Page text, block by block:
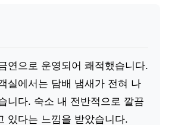
연으로 운영되어 쾌적했습니다.
실에서는 담배 냄새가 전혀 나
니다. 숙소 내 전반적으로 깔끔
있다는 느낌을 받았습니다.